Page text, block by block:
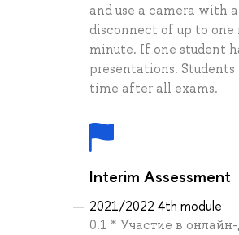
and use a camera with
disconnect of up to
minute. If one student
presentations.
time after all exams.
Interim Assessment
2021/2022 4th module
0.1 * Участие в